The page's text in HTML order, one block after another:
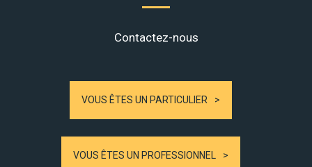
Contactez-nous
VOUS ÊTES UN PARTICULIER
VOUS ÊTES UN PROFESSIONNEL